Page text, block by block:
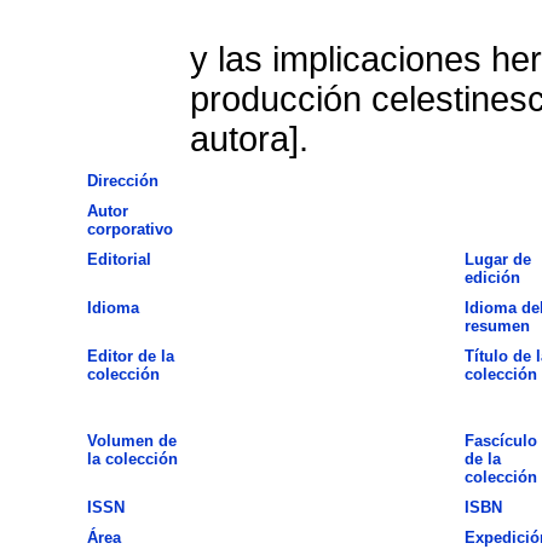
y las implicaciones
producción
autora].
Dirección
Autor
corporativo
Editorial
Lugar de
edición
Idioma
Idioma
resumen
Editor de la
colección
Título de
colección
Volumen de
la colección
Fascículo
de la
colección
ISSN
ISBN
Área